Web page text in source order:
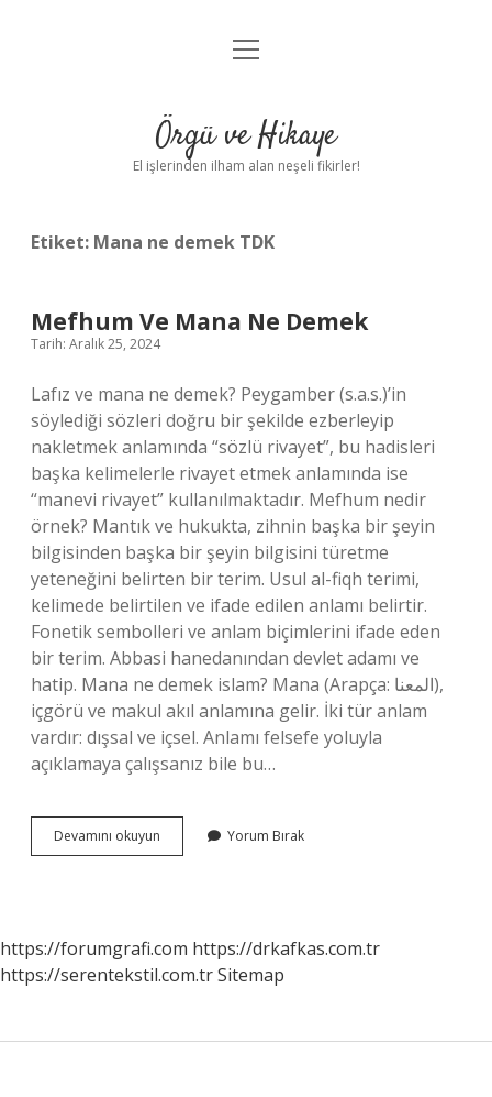
Anasayfa
Yasal Uyarı
menüyü
Örgü ve Hikaye
El işlerinden ilham alan neşeli fikirler!
Etiket: Mana ne demek TDK
Mefhum Ve Mana Ne Demek
Tarih: Aralık 25, 2024
Lafız ve mana ne demek? Peygamber (s.a.s.)’in
söylediği sözleri doğru bir şekilde ezberleyip
nakletmek anlamında “sözlü rivayet”, bu hadisleri
başka kelimelerle rivayet etmek anlamında ise
“manevi rivayet” kullanılmaktadır. Mefhum nedir
örnek? Mantık ve hukukta, zihnin başka bir şeyin
bilgisinden başka bir şeyin bilgisini türetme
yeteneğini belirten bir terim. Usul al-fiqh terimi,
kelimede belirtilen ve ifade edilen anlamı belirtir.
Fonetik sembolleri ve anlam biçimlerini ifade eden
bir terim. Abbasi hanedanından devlet adamı ve
hatip. Mana ne demek islam? Mana (Arapça: المعنا),
içgörü ve makul akıl anlamına gelir. İki tür anlam
vardır: dışsal ve içsel. Anlamı felsefe yoluyla
açıklamaya çalışsanız bile bu…
Devamını okuyun Mefhum
Ve
Yorum Bırak
https://forumgrafi.com https://drkafkas.com.tr
https://serentekstil.com.trSitemap